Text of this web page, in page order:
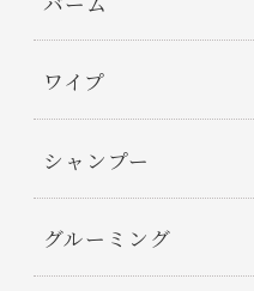
バーム
ワイプ
シャンプー
グルーミング